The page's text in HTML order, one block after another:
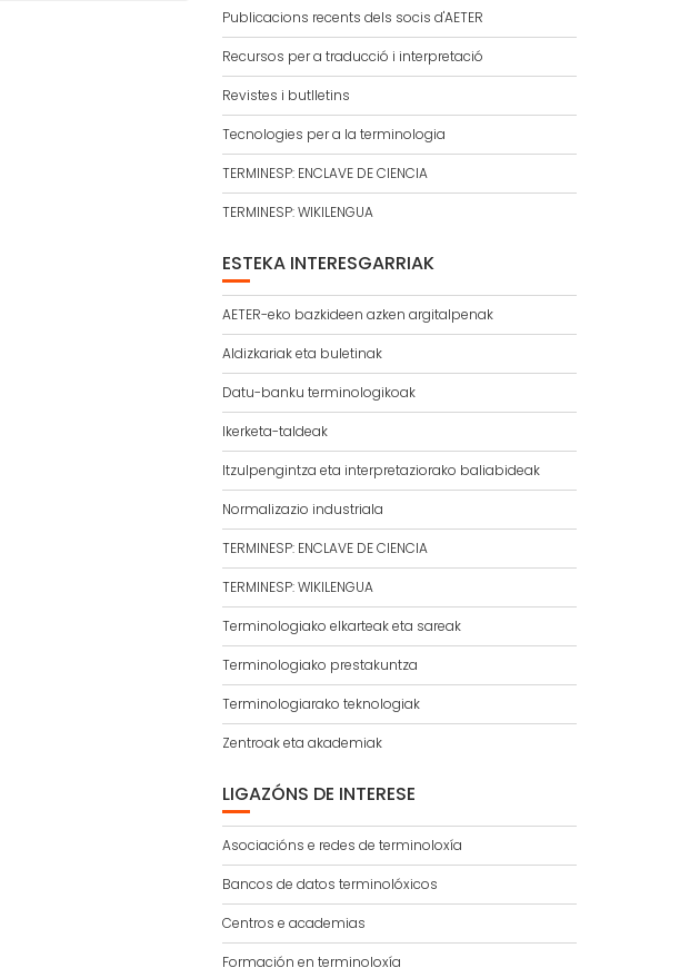
Publicacions recents dels socis d'AETER
Recursos per a traducció i interpretació
Revistes i butlletins
Tecnologies per a la terminologia
TERMINESP: ENCLAVE DE CIENCIA
TERMINESP: WIKILENGUA
ESTEKA INTERESGARRIAK
AETER-eko bazkideen azken argitalpenak
Aldizkariak eta buletinak
Datu-banku terminologikoak
Ikerketa-taldeak
Itzulpengintza eta interpretaziorako baliabideak
Normalizazio industriala
TERMINESP: ENCLAVE DE CIENCIA
TERMINESP: WIKILENGUA
Terminologiako elkarteak eta sareak
Terminologiako prestakuntza
Terminologiarako teknologiak
Zentroak eta akademiak
LIGAZÓNS DE INTERESE
Asociacións e redes de terminoloxía
Bancos de datos terminolóxicos
Centros e academias
Formación en terminoloxía